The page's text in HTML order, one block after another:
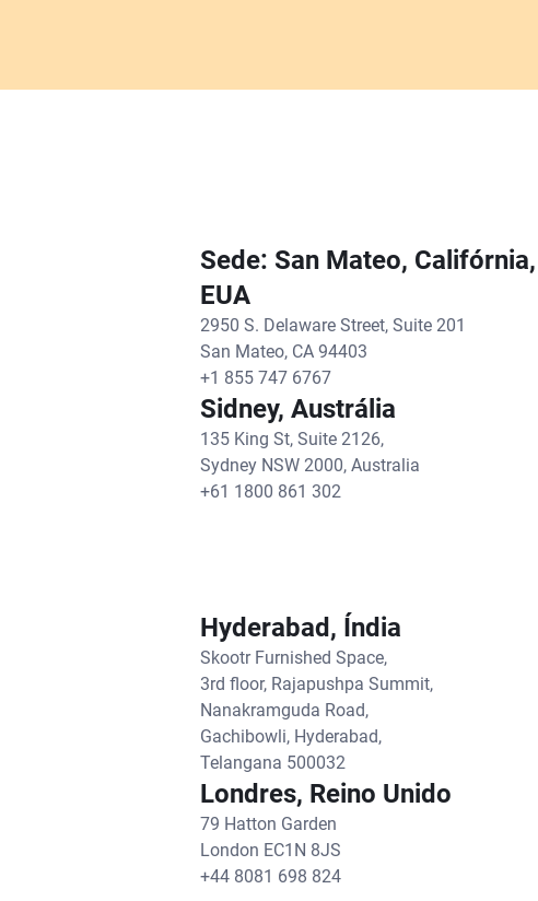
Sede: San Mateo, Califórnia,
EUA
2950 S. Delaware Street, Suite 201
San Mateo, CA 94403
+1 855 747 6767
Sidney, Austrália
135 King St, Suite 2126,
Sydney NSW 2000, Australia
+61 1800 861 302
Hyderabad, Índia
Skootr Furnished Space,
3rd floor, Rajapushpa Summit,
Nanakramguda Road,
Gachibowli, Hyderabad,
Telangana 500032
Londres, Reino Unido
79 Hatton Garden
London EC1N 8JS
+44 8081 698 824